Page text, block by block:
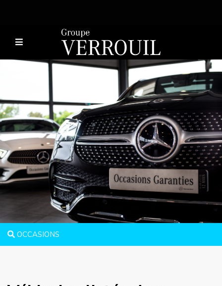
OCCASIONS